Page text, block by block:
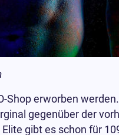
Shop erworben
gegenüber der
gibt es schon für